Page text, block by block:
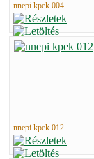
nnepi kpek 004
nnepi kpek 012